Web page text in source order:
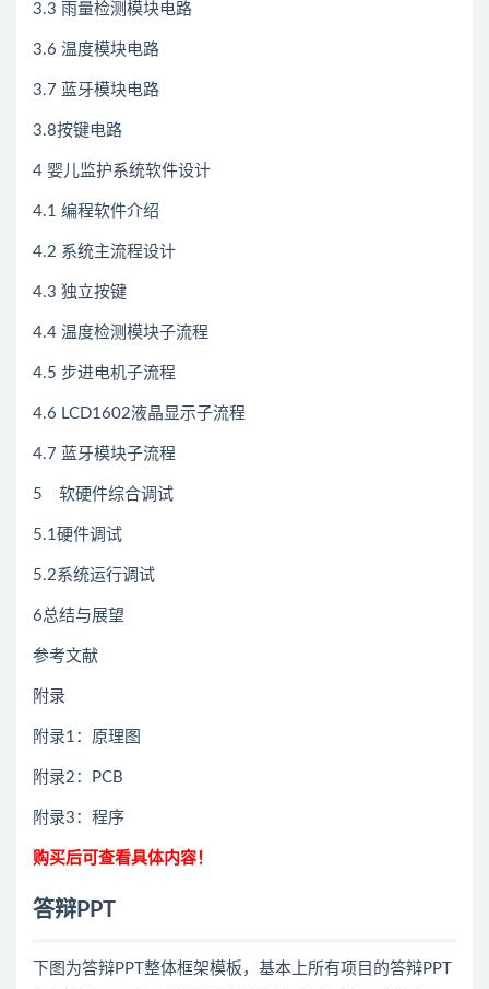
3.3 雨量检测模块电路
3.6 温度模块电路
3.7 蓝牙模块电路
3.8按键电路
4 婴儿监护系统软件设计
4.1 编程软件介绍
4.2 系统主流程设计
4.3 独立按键
4.4 温度检测模块子流程
4.5 步进电机子流程
4.6 LCD1602液晶显示子流程
4.7 蓝牙模块子流程
5 软硬件综合调试
5.1硬件调试
5.2系统运行调试
6总结与展望
参考文献
附录
附录1：原理图
附录2：PCB
附录3：程序
购买后可查看具体内容！
答辩PPT
下图为答辩PPT整体框架模板，基本上所有项目的答辩PPT